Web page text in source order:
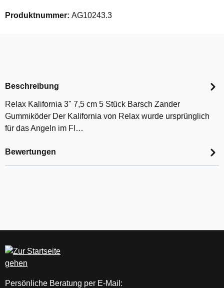
Produktnummer: AG10243.3
Beschreibung
Relax Kalifornia 3" 7,5 cm 5 Stück Barsch Zander
Gummiköder Der Kalifornia von Relax wurde ursprünglich
für das Angeln im Fl…
Bewertungen
Persönliche Beratung per E-Mail: